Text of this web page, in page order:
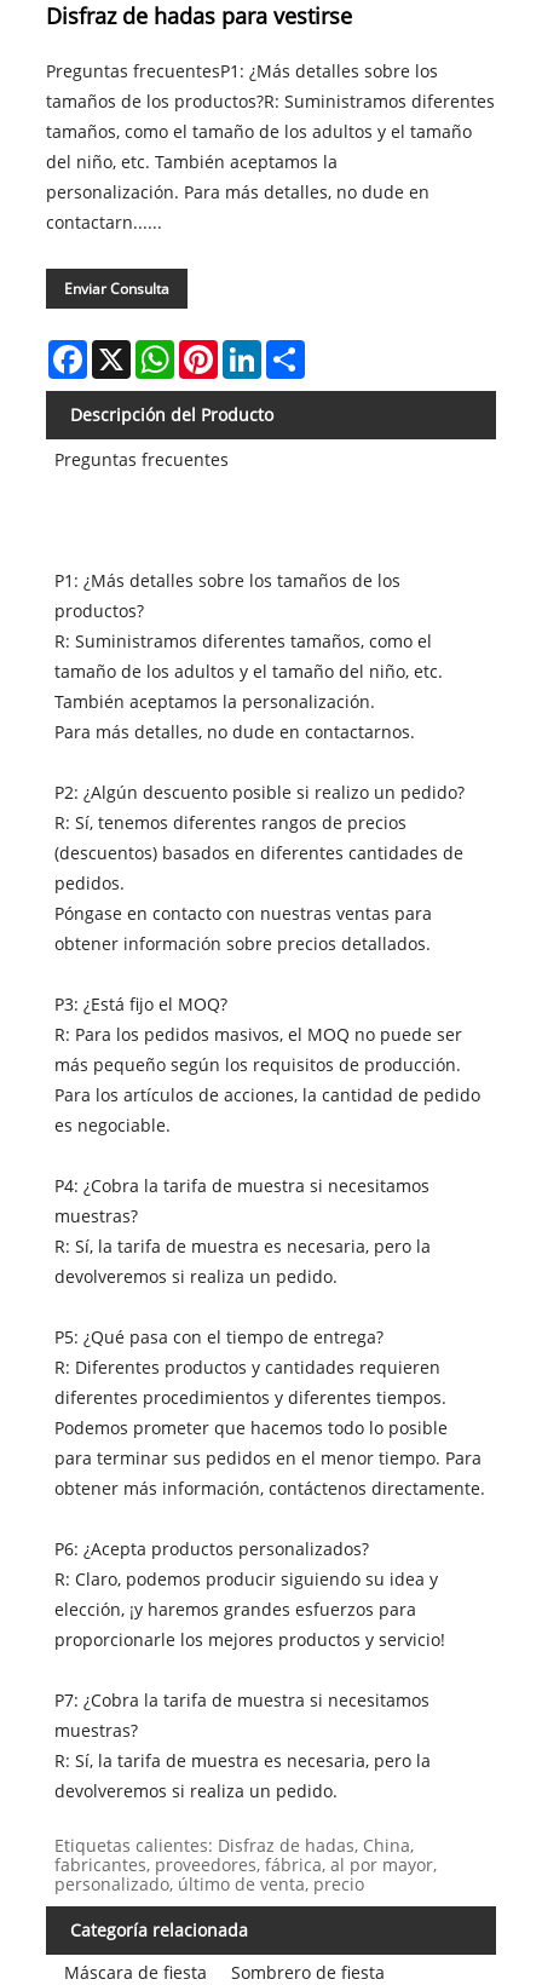
Disfraz de hadas para vestirse
Preguntas frecuentesP1: ¿Más detalles sobre los
tamaños de los productos?R: Suministramos diferentes
tamaños, como el tamaño de los adultos y el tamaño
del niño, etc. También aceptamos la
personalización. Para más detalles, no dude en
contactarn......
Enviar Consulta
Facebook
X WhatsAppPinterestLinkedInShare
Descripción del Producto
Preguntas frecuentes
P1: ¿Más detalles sobre los tamaños de los
productos?
R: Suministramos diferentes tamaños, como el
tamaño de los adultos y el tamaño del niño, etc.
También aceptamos la personalización.
Para más detalles, no dude en contactarnos.
P2: ¿Algún descuento posible si realizo un pedido?
R: Sí, tenemos diferentes rangos de precios
(descuentos) basados ​​en diferentes cantidades de
pedidos.
Póngase en contacto con nuestras ventas para
obtener información sobre precios detallados.
P3: ¿Está fijo el MOQ?
R: Para los pedidos masivos, el MOQ no puede ser
más pequeño según los requisitos de producción.
Para los artículos de acciones, la cantidad de pedido
es negociable.
P4: ¿Cobra la tarifa de muestra si necesitamos
muestras?
R: Sí, la tarifa de muestra es necesaria, pero la
devolveremos si realiza un pedido.
P5: ¿Qué pasa con el tiempo de entrega?
R: Diferentes productos y cantidades requieren
diferentes procedimientos y diferentes tiempos.
Podemos prometer que hacemos todo lo posible
para terminar sus pedidos en el menor tiempo. Para
obtener más información, contáctenos directamente.
P6: ¿Acepta productos personalizados?
R: Claro, podemos producir siguiendo su idea y
elección, ¡y haremos grandes esfuerzos para
proporcionarle los mejores productos y servicio!
P7: ¿Cobra la tarifa de muestra si necesitamos
muestras?
R: Sí, la tarifa de muestra es necesaria, pero la
devolveremos si realiza un pedido.
Etiquetas calientes: Disfraz de hadas, China,
fabricantes, proveedores, fábrica, al por mayor,
personalizado, último de venta, precio
Categoría relacionada
Máscara de fiesta
Sombrero de fiesta